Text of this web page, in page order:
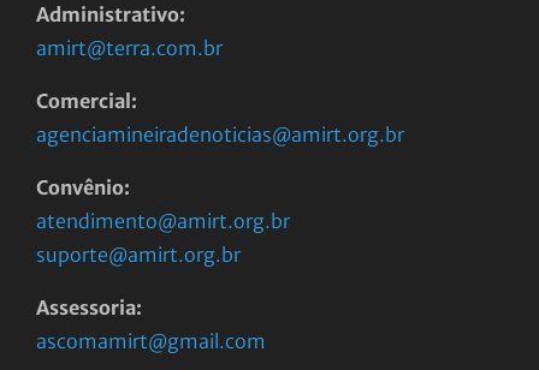
Administrativo:
amirt@terra.com.br
Comercial:
agenciamineiradenoticias@amirt.org.br
Convênio:
atendimento@amirt.org.br
suporte@amirt.org.br
Assessoria:
ascomamirt@gmail.com